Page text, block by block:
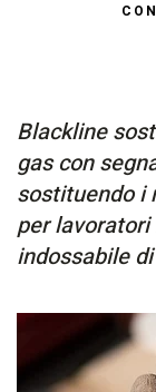
Blackline
gas con
sostituendo i
per
indossabile